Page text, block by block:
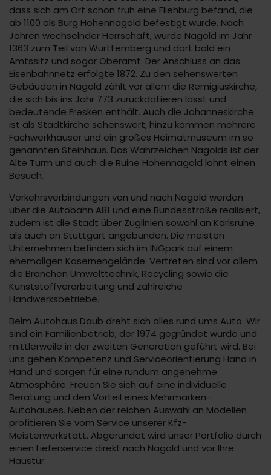
dass sich am Ort schon früh eine Fliehburg befand, die
ab 1100 als Burg Hohennagold befestigt wurde. Nach
Jahren wechselnder Herrschaft, wurde Nagold im Jahr
1363 zum Teil von Württemberg und dort bald ein
Amtssitz und sogar Oberamt. Der Anschluss an das
Eisenbahnnetz erfolgte 1872. Zu den sehenswerten
Gebäuden in Nagold zählt vor allem die Remigiuskirche,
die sich bis ins Jahr 773 zurückdatieren lässt und
bedeutende Fresken enthält. Auch die Johanneskirche
ist als Stadtkirche sehenswert, hinzu kommen mehrere
Fachwerkhäuser und ein großes Heimatmuseum im so
genannten Steinhaus. Das Wahrzeichen Nagolds ist der
Alte Turm und auch die Ruine Hohennagold lohnt einen
Besuch.
Verkehrsverbindungen von und nach Nagold werden
über die Autobahn A81 und eine Bundesstraße realisiert,
zudem ist die Stadt über Zuglinien sowohl an Karlsruhe
als auch an Stuttgart angebunden. Die meisten
Unternehmen befinden sich im INGpark auf einem
ehemaligen Kasernengelände. Vertreten sind vor allem
die Branchen Umwelttechnik, Recycling sowie die
Kunststoffverarbeitung und zahlreiche
Handwerksbetriebe.
Beim Autohaus Daub dreht sich alles rund ums Auto. Wir
sind ein Familienbetrieb, der 1974 gegründet wurde und
mittlerweile in der zweiten Generation geführt wird. Bei
uns gehen Kompetenz und Serviceorientierung Hand in
Hand und sorgen für eine rundum angenehme
Atmosphäre. Freuen Sie sich auf eine individuelle
Beratung und den Vorteil eines Mehrmarken-
Autohauses. Neben der reichen Auswahl an Modellen
profitieren Sie vom Service unserer Kfz-
Meisterwerkstatt. Abgerundet wird unser Portfolio durch
einen Lieferservice direkt nach Nagold und vor Ihre
Haustür.